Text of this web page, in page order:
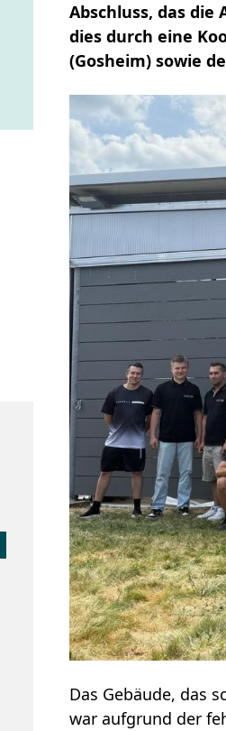
Abschluss, das
dies durch eine
(Gosheim) sowie
Das Gebäude, das
war aufgrund der